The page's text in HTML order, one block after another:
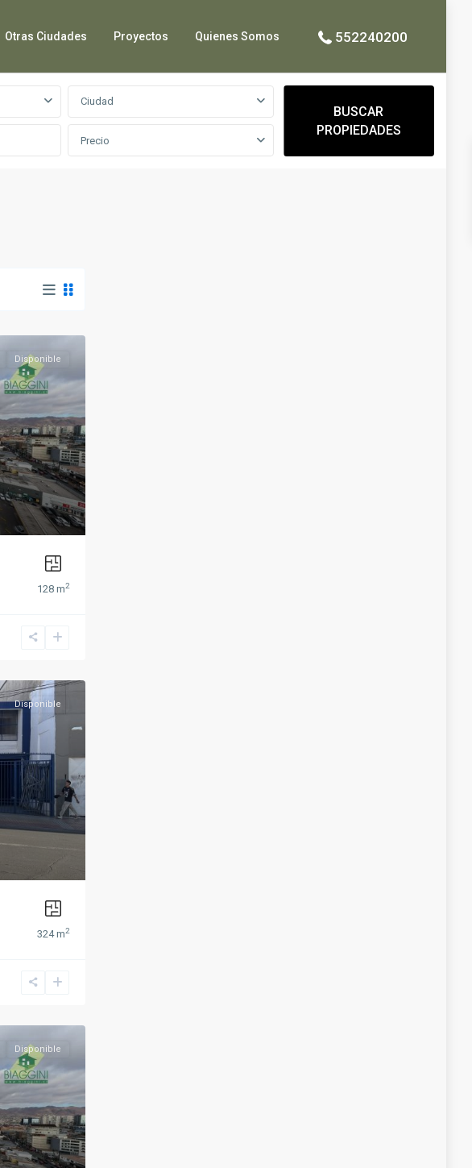
Otras Ciudades Proyectos Quienes Somos 552240200
Ciudad
Precio
BUSCAR
PROPIEDADES
Disponible
128 m2
Disponible
324 m2
Disponible